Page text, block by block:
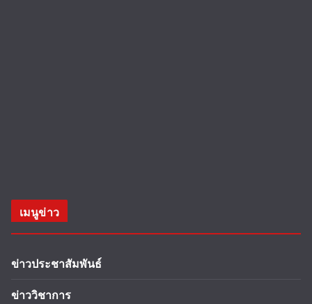
เมนูข่าว
ข่าวประชาสัมพันธ์
ข่าววิชาการ